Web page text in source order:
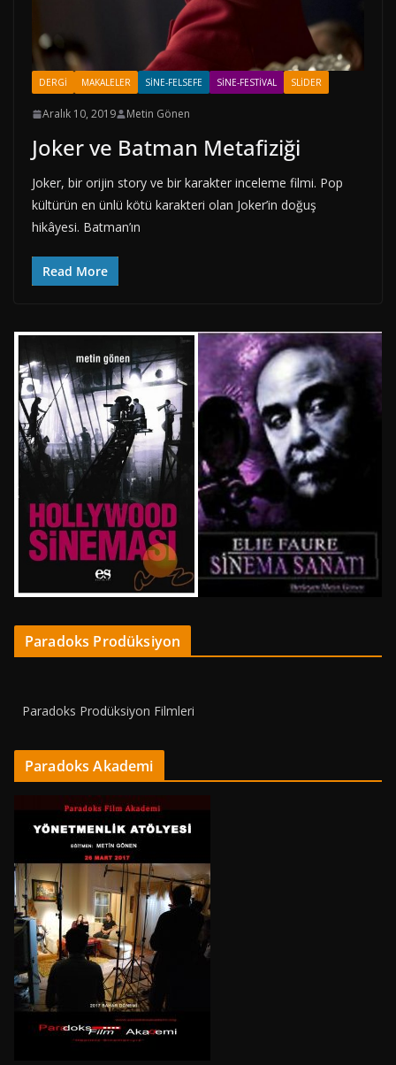
DERGI MAKALELER SINE-FELSEFE SINE-FESTIVAL SLIDER
Aralık 10, 2019 Metin Gönen
Joker ve Batman Metafiziği
Joker, bir orijin story ve bir karakter inceleme filmi. Pop
kültürün en ünlü kötü karakteri olan Joker’in doğuş
hikâyesi. Batman’ın
Read More
Paradoks Prodüksiyon
Paradoks Prodüksiyon Filmleri
Paradoks Akademi